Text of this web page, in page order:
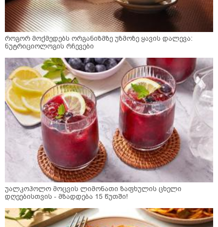
როგორ მოქმედებს ორგანიზმზე უზმოზე ყავის დალევა:
ნუტრიციოლოგის რჩევები
უალკოჰოლო მოცვის ლიმონათი ზაფხულის ცხელი
დღეებისთვის - მზადდება 15 წუთში!